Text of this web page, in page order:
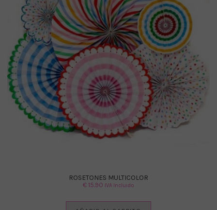
ROSETONES MULTICOLOR
€15.90 IVA Incluido